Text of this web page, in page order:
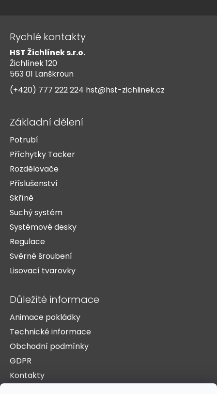
Rychlé kontakty
HST Žichlínek s.r.o.
Žichlínek 120
563 01 Lanškroun
(+420) 777 222 224 hst@hst-zichlinek.cz
Základní dělení
Potrubí
Příchytky Tacker
Rozdělovače
Příslušenství
Skříně
Suchý systém
Systémové desky
Regulace
Svěrné šroubení
Lisovací tvarovky
Důležité informace
Animace pokládky
Technické informace
Obchodní podmínky
GDPR
Kontakty